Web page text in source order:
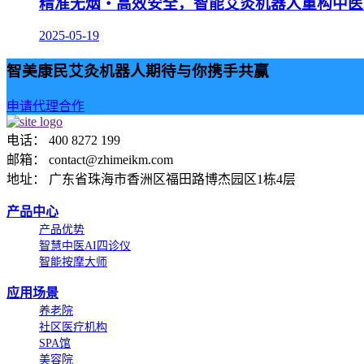
精准无烟・高效安全，智能艾灸机器人重构中
2025-05-19
智美康民艾灸机器人期待与你携手共赢
申请代理合作
电话： 400 8272 199
邮箱： contact@zhimeikm.com
地址： 广东省珠海市香洲区福田路博杰园区1栋4层
产品中心
产品优势
智慧中医AI四诊仪
智能按摩大师
应用场景
养老院
社区医疗机构
SPA馆
美容院